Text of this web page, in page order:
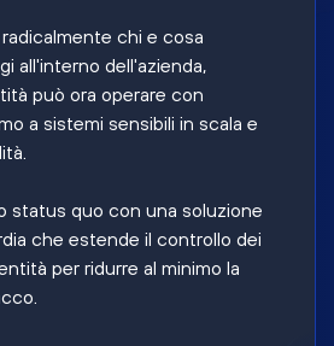
chi e cosa
all'interno dell'azienda,
può ora operare con
a sistemi sensibili in scala e
status quo con una soluzione
che estende il controllo dei
per ridurre al minimo la